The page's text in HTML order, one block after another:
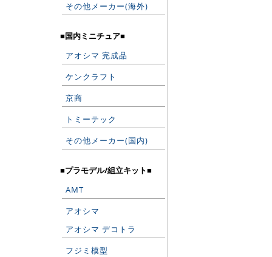
その他メーカー(海外)
■国内ミニチュア■
アオシマ 完成品
ケンクラフト
京商
トミーテック
その他メーカー(国内)
■プラモデル/組立キット■
AMT
アオシマ
アオシマ デコトラ
フジミ模型